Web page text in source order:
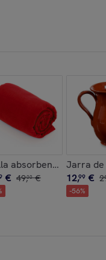
MADERA DE
absorbente Yarg
€ 49,00 €
Jarra
12,99 €
-56%